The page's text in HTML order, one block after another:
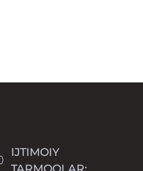
IJTIMOIY